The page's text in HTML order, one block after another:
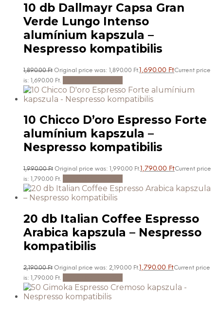
10 db Dallmayr Capsa Gran
Verde Lungo Intenso
alumínium kapszula –
Nespresso kompatibilis
1,890.00Ft Original price was: 1,890.00 Ft.1,690.00 FtCurrent price
is: 1,690.00 Ft.
10 Chicco D’oro Espresso Forte
alumínium kapszula –
Nespresso kompatibilis
1,990.00Ft Original price was: 1,990.00 Ft.1,790.00 FtCurrent price
is: 1,790.00 Ft.
20 db Italian Coffee Espresso
Arabica kapszula – Nespresso
kompatibilis
2,190.00Ft Original price was: 2,190.00 Ft.1,790.00 FtCurrent price
is: 1,790.00 Ft.